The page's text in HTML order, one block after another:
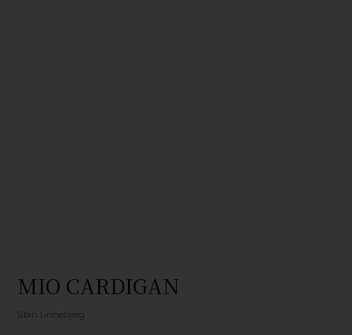
MIO CARDIGAN
Sibin Linnebjerg